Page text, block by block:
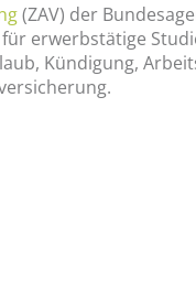
(ZAV) der
erwerbstätige
Kündigung,